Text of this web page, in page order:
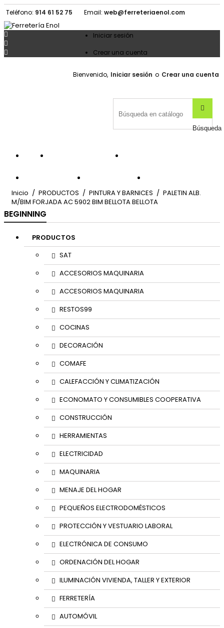
Teléfono: 914 61 52 75 Email: web@ferreteriaenol.com
Iniciar sesión
Crear una cuenta
Bienvenido, Iniciar sesión o Crear una cuenta

Búsqueda



Inicio PRODUCTOS PINTURA Y BARNICES
PALETIN ALB.
M/BIM FORJADA AC 5902 BIM BELLOTA BELLOTA
BEGINNING
PRODUCTOS
SAT
ACCESORIOS MAQUINARIA
ACCESORIOS MAQUINARIA
RESTOS99
COCINAS
DECORACIÓN
COMAFE
CALEFACCIÓN Y CLIMATIZACIÓN
ECONOMATO Y CONSUMIBLES COOPERATIVA
CONSTRUCCIÓN
HERRAMIENTAS
ELECTRICIDAD
MAQUINARIA
MENAJE DEL HOGAR
PEQUEÑOS ELECTRODOMÉSTICOS
PROTECCIÓN Y VESTUARIO LABORAL
ELECTRÓNICA DE CONSUMO
ORDENACIÓN DEL HOGAR
ILUMINACIÓN VIVIENDA, TALLER Y EXTERIOR
FERRETERÍA
AUTOMÓVIL